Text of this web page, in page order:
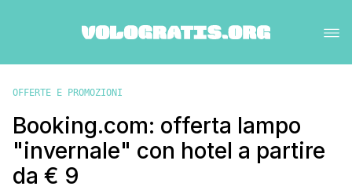
OFFERTE E PROMOZIONI
Booking.com: offerta lampo
"invernale" con hotel a partire
da € 9